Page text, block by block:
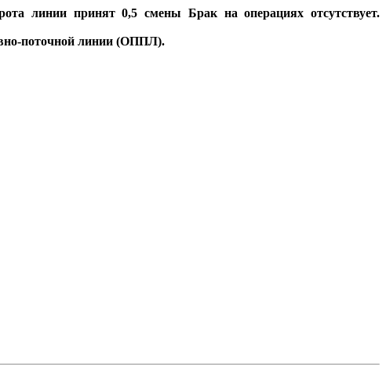
линии принят 0,5 смены Брак на операциях отсутствует.
поточной линии (ОППЛ).